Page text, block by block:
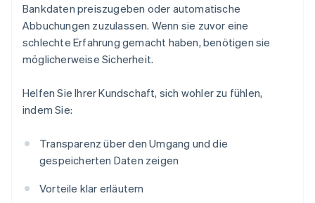
Bankdaten preiszugeben oder automatische
Abbuchungen zuzulassen. Wenn sie zuvor eine
schlechte Erfahrung gemacht haben, benötigen sie
möglicherweise Sicherheit.
Helfen Sie Ihrer Kundschaft, sich wohler zu fühlen,
indem Sie:
Transparenz über den Umgang und die
gespeicherten Daten zeigen
Vorteile klar erläutern